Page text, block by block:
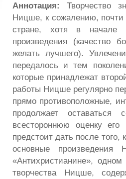
Аннотация: Творчество
Ницше, к сожалению, почти
стране, хотя в начале
произведения (качество
желать лучшего).
передалось и тем
которые принадлежат
работы Ницше регулярно
прямо противоположные,
продолжает
всестороннюю оценку
предстоит дать после
основные
«Антихристианине»,
творчества Ницше,